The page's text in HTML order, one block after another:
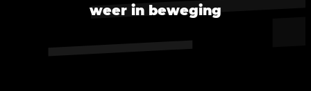
weer in beweging